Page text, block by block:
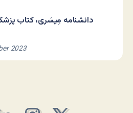
دانشنامه مِیسَری، کتاب
2023